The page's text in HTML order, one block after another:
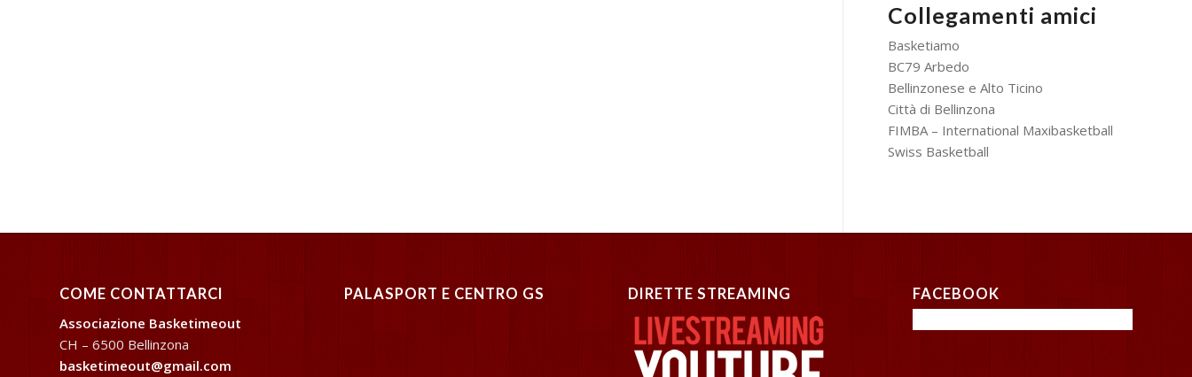
Collegamenti amici
Basketiamo
BC79 Arbedo
Bellinzonese e Alto Ticino
Città di Bellinzona
FIMBA – International Maxibasketball
Swiss Basketball
COME CONTATTARCI
Associazione Basketimeout
CH – 6500 Bellinzona
basketimeout@gmail.com
PALASPORT E CENTRO GS DIRETTE STREAMING FACEBOOK